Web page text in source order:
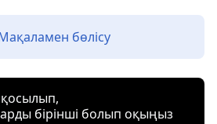
бөлісу
бірінші болып оқыңыз